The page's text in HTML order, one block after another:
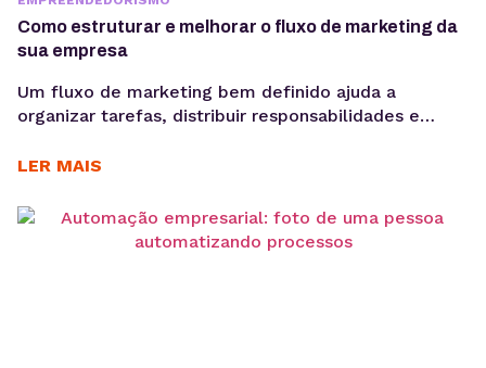
Como estruturar e melhorar o fluxo de marketing da
sua empresa
Um fluxo de marketing bem definido ajuda a
organizar tarefas, distribuir responsabilidades e
consistente. E o uso de ferramentas como um
ao centralizar processos de planejamento,
aprovação e publicação. Para ter bons resultados
LER MAIS